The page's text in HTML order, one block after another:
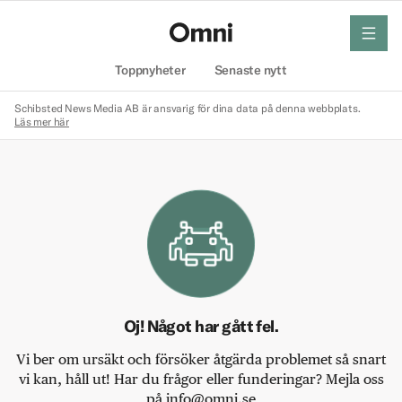
Toppnyheter Senaste nytt
meny
Schibsted News Media AB är ansvarig för dina data på denna webbplats.
Läs mer här
Oj! Något har gått fel.
Vi ber om ursäkt och försöker åtgärda problemet så snart
vi kan, håll ut! Har du frågor eller funderingar? Mejla oss